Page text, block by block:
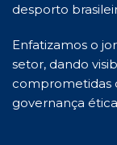
desporto
Enfatizamos o
setor, dando
comprometidas
governança